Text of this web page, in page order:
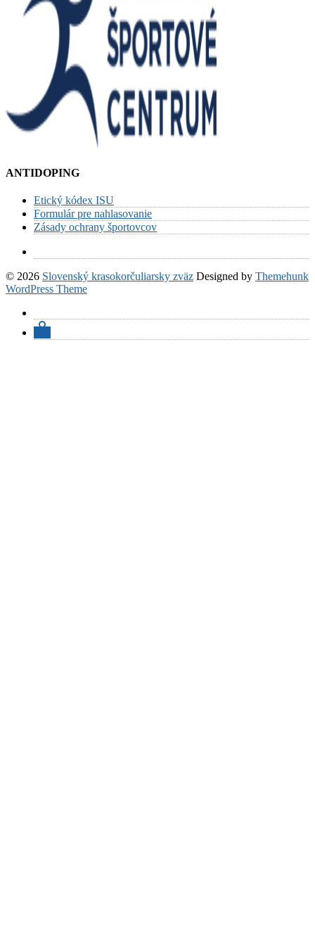
ANTIDOPING
Etický kódex ISU
Formulár pre nahlasovanie
Zásady ochrany športovcov
© 2026 Slovenský krasokorčuliarsky zväz Designed by Themehunk
WordPress Theme